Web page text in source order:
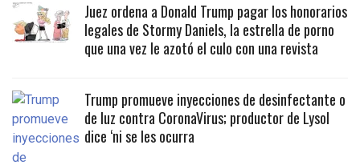
Juez ordena a Donald Trump pagar los honorarios
legales de Stormy Daniels, la estrella de porno
que una vez le azotó el culo con una revista
Trump promueve inyecciones de desinfectante o
de luz contra CoronaVirus; productor de Lysol
dice ‘ni se les ocurra